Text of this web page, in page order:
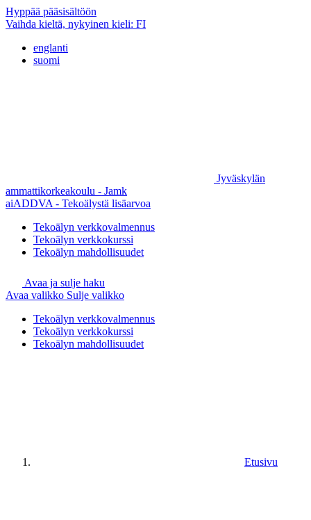
Hyppää pääsisältöön
Vaihda kieltä, nykyinen kieli: FI
englanti
suomi
Jyväskylän
ammattikorkeakoulu - Jamk
aiADDVA - Tekoälystä lisäarvoa
Tekoälyn verkkovalmennus
Tekoälyn verkkokurssi
Tekoälyn mahdollisuudet
Avaa ja sulje haku
Avaa valikko Sulje valikko
Tekoälyn verkkovalmennus
Tekoälyn verkkokurssi
Tekoälyn mahdollisuudet
Etusivu